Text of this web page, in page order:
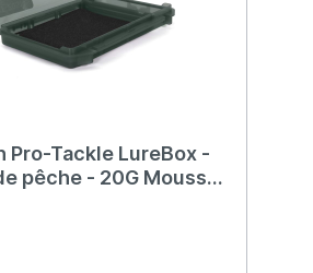
Pro-Tackle LureBox -
pêche - 20G Mousse